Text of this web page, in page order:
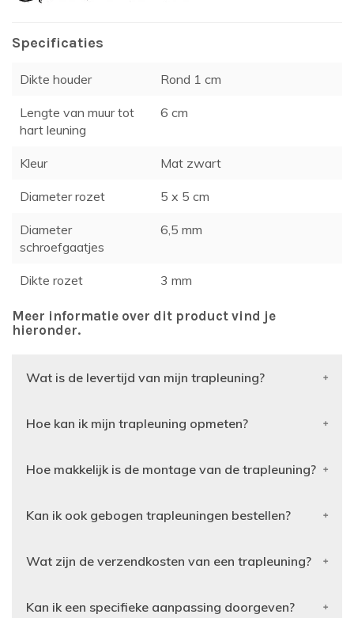
Specificaties
Dikte houder Rond 1 cm
Lengte van muur tot
hart leuning
6 cm
Kleur Mat zwart
Diameter rozet 5 x 5 cm
Diameter
schroefgaatjes
6,5 mm
Dikte rozet 3 mm
Meer informatie over dit product vind je
hieronder.
Wat is de levertijd van mijn trapleuning?
Hoe kan ik mijn trapleuning opmeten?
Hoe makkelijk is de montage van de trapleuning?
Kan ik ook gebogen trapleuningen bestellen?
Wat zijn de verzendkosten van een trapleuning?
Kan ik een specifieke aanpassing doorgeven?